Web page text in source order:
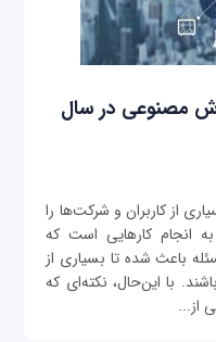
مصنوعی در سال
از کاربران و شرکت‌ها را
انجام کارهایی است که
باعث شده تا بسیاری از
با این‌حال، نکته‌ای که
از...